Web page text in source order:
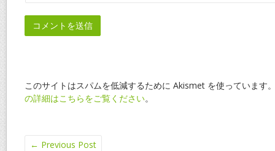
このサイトはスパムを低減するために Akismet を使っています
の詳細はこちらをご覧ください。
← Previous Post